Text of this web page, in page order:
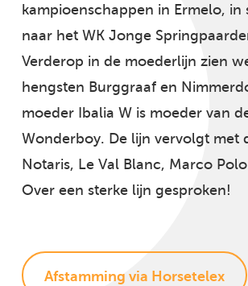
Afstamming via Horsetelex
kampioenschappen in Ermelo, in
naar het WK Jonge
Verderop in de moederlijn zien
hengsten Burggraaf en
moeder Ibalia W is moeder van
Wonderboy. De lijn vervolgt met
Notaris, Le Val Blanc, Marco
Over een sterke lijn gesproken!